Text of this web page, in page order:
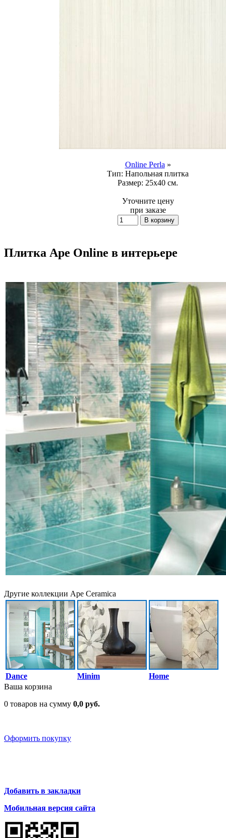
Online Perla »
Тип: Напольная плитка
Размер: 25x40 см.
Уточните цену
при заказе
Плитка Ape Online в интерьере
Другие коллекции Ape Ceramica
Dance Minim
Home
Ваша корзина
0 товаров на сумму 0,0 руб.
Оформить покупку
Добавить в закладки
Мобильная версия сайта